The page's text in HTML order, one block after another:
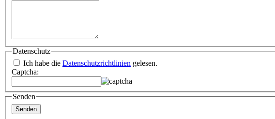
Datenschutz
Ich habe die Datenschutzrichtlinien gelesen.
Captcha:
Senden